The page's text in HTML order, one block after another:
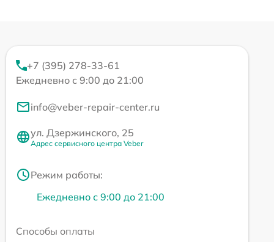
+7 (395) 278-33-61
Ежедневно с 9:00 до 21:00
info@veber-repair-center.ru
ул. Дзержинского, 25
Адрес сервисного центра Veber
Режим работы:
Ежедневно с 9:00 до 21:00
Способы оплаты